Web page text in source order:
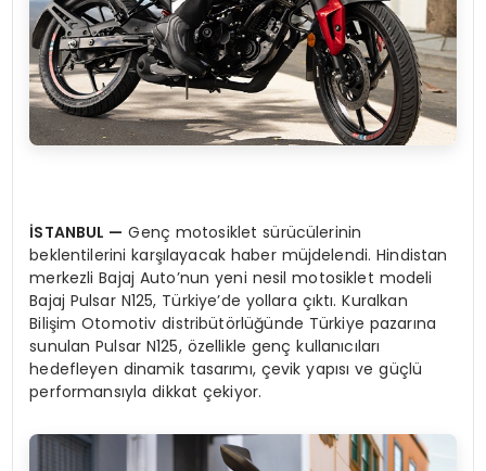
İSTANBUL — Genç motosiklet sürücülerinin
beklentilerini karşılayacak haber müjdelendi. Hindistan
merkezli Bajaj Auto’nun yeni nesil motosiklet modeli
Bajaj Pulsar N125, Türkiye’de yollara çıktı. Kuralkan
Bilişim Otomotiv distribütörlüğünde Türkiye pazarına
sunulan Pulsar N125, özellikle genç kullanıcıları
hedefleyen dinamik tasarımı, çevik yapısı ve güçlü
performansıyla dikkat çekiyor.